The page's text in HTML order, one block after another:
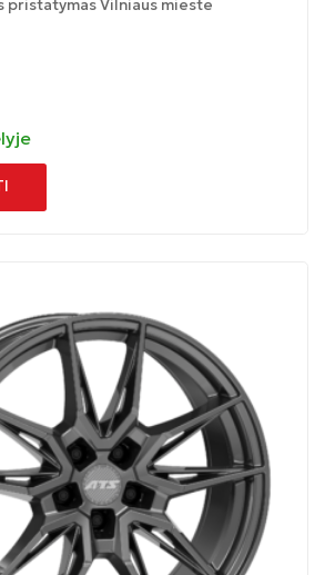
pristatymas Vilniaus mieste